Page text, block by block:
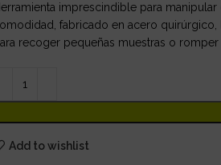
imprescindible para
fabricado en acero quirúrgico,
recoger pequeñas muestras o romper
Add to wishlist